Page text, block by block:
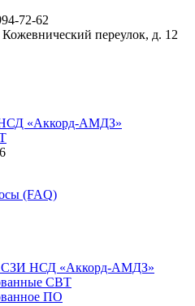
72-62
переулок, д. 12
«Аккорд-АМДЗ»
(FAQ)
СЗИ НСД «Аккорд-АМДЗ»
СВТ
ПО